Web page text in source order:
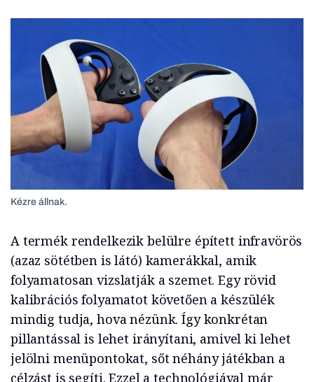
Kézre állnak.
A termék rendelkezik belülre épített infravörös
(azaz sötétben is látó) kamerákkal, amik
folyamatosan vizslatják a szemet. Egy rövid
kalibrációs folyamatot követően a készülék
mindig tudja, hova nézünk. Így konkrétan
pillantással is lehet irányítani, amivel ki lehet
jelölni menüpontokat, sőt néhány játékban a
célzást is segíti. Ezzel a technológiával már